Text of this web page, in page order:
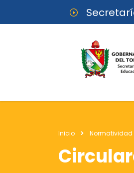
Inicio Normatividad